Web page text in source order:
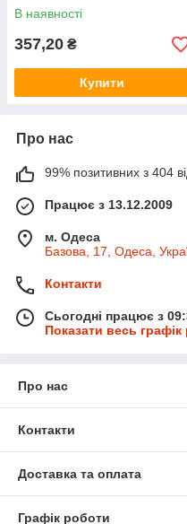
В наявності
357,20 ₴
Купити
Про нас
99% позитивних з 404
Працює з 13.12.2009
м. Одеса
Базова, 17, Одеса,
Контакти
Сьогодні працює з
Показати весь графік
Про нас
Контакти
Доставка та оплата
Графік роботи